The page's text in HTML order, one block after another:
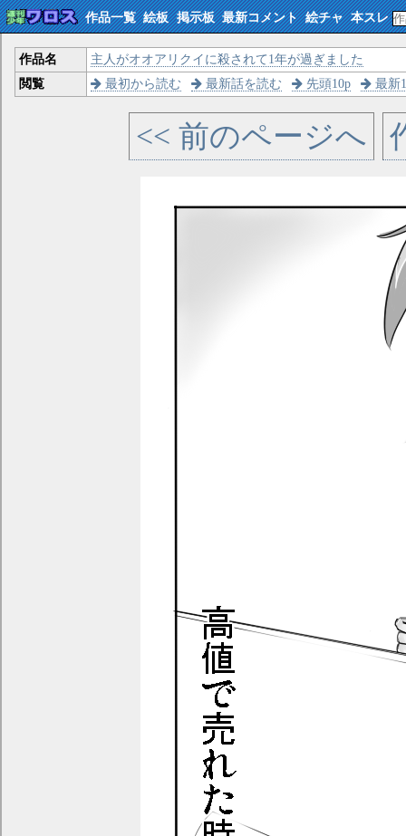
作品一覧 絵板 掲示板 最新コメント 絵チャ 本スレ
作品名
主人がオオアリクイに殺されて1年が過ぎました
閲覧
最初から読む 最新話を読む 先頭10p 最新
<< 前のページへ